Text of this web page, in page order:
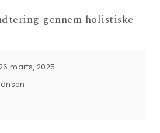
gennem holistiske
marts, 2025